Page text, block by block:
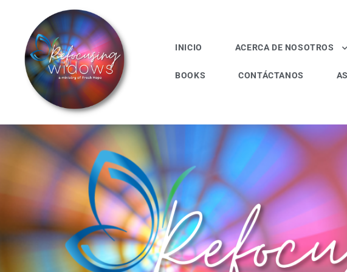
INICIO ACERCA DE NOSOTROS
BOOKS CONTÁCTANOS